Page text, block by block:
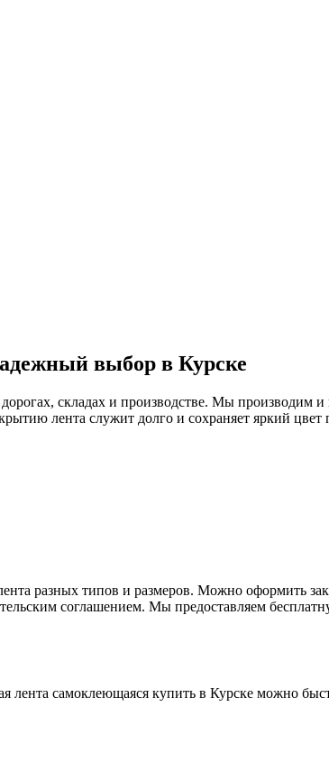
выбор в Курске
складах и производстве. Мы производим
лента служит долго и сохраняет яркий
разных типов и размеров. Можно оформить
соглашением. Мы предоставляем
лента самоклеющаяся купить в Курске можно